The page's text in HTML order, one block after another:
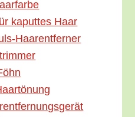
kaput­tes Haar
Haarentferner